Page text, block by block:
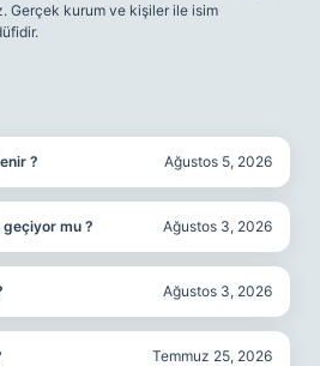
Gerçek kurum ve kişiler ile isim
? Ağustos 5, 2026
geçiyor mu ? Ağustos 3, 2026
Ağustos 3, 2026
Temmuz 25, 2026